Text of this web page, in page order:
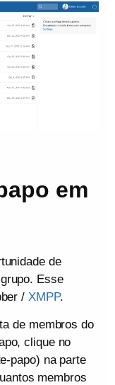
em
de
Esse
/ XMPP.
de membros do
clique no
papo) na parte
membros